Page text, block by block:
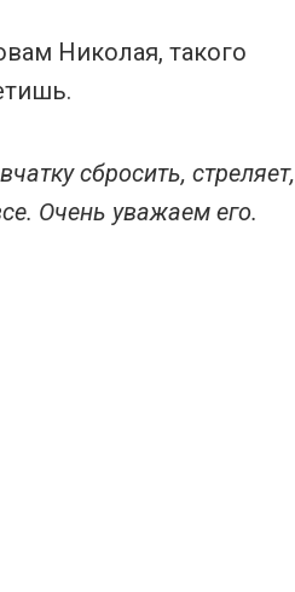
Николая, такого
сбросить, стреляет,
Очень уважаем его.